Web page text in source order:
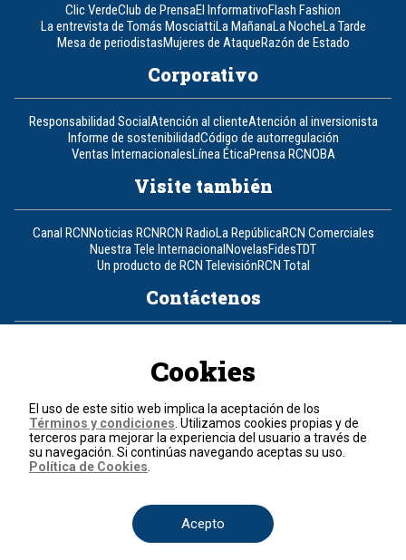
Clic VerdeClub de PrensaEl InformativoFlash Fashion
La entrevista de Tomás MosciattiLa MañanaLa NocheLa Tarde
Mesa de periodistasMujeres de AtaqueRazón de Estado
Corporativo
Responsabilidad SocialAtención al clienteAtención al inversionista
Informe de sostenibilidadCódigo de autorregulación
Ventas InternacionalesLínea ÉticaPrensa RCNOBA
Visite también
Canal RCNNoticias RCNRCN RadioLa RepúblicaRCN Comerciales
Nuestra Tele InternacionalNovelasFidesTDT
Un producto de RCN TelevisiónRCN Total
Contáctenos
Política de cookies
Términos y condiciones
© 2026, RCN Medios.
Todos los derechos reservados.
Cookies
El uso de este sitio web implica la aceptación de los
Términos y condiciones . Utilizamos cookies propias y de
terceros para mejorar la experiencia del usuario a través de
su navegación. Si continúas navegando aceptas su uso.
Política de Cookies
Acepto